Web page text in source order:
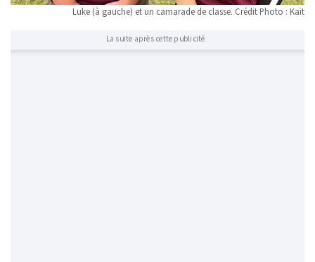
Luke (à gauche) et un camarade de classe. Crédit Photo : Kait
La suite après cette publicité